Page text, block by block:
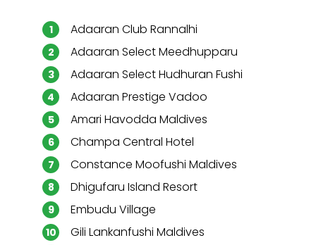
Adaaran Club Rannalhi
Adaaran Select Meedhupparu
Adaaran Select Hudhuran Fushi
Adaaran Prestige Vadoo
Amari Havodda Maldives
Champa Central Hotel
Constance Moofushi Maldives
Dhigufaru Island Resort
Embudu Village
Gili Lankanfushi Maldives